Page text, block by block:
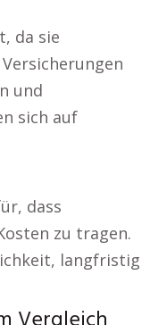
da sie
und
sich auf
dass
zu tragen.
langfristig